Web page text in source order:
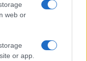
web or
or app.
tabletet tessék!